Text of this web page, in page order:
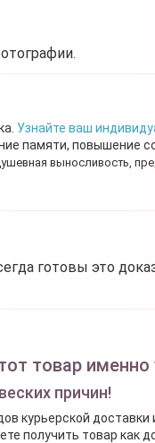
Узнайте ваш
памяти, повышение
выносливость,
готовы это
товар именно
причин!
курьерской
получить товар как